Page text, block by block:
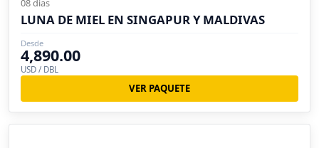
08 días
LUNA DE MIEL EN SINGAPUR Y MALDIVAS
Desde
4,890.00
USD / DBL
VER PAQUETE